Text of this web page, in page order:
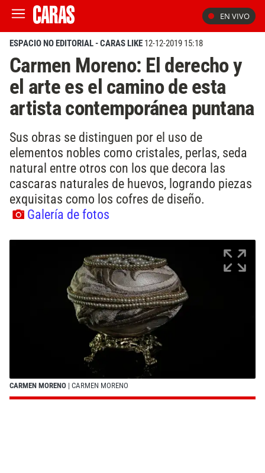
EN VIVO
ESPACIO NO EDITORIAL - CARAS LIKE 12-12-2019 15:18
Carmen Moreno: El derecho y
el arte es el camino de esta
artista contemporánea puntana
Sus obras se distinguen por el uso de
elementos nobles como cristales, perlas, seda
natural entre otros con los que decora las
cascaras naturales de huevos, logrando piezas
exquisitas como los cofres de diseño.
Galería de fotos
CARMEN MORENO | CARMEN MORENO